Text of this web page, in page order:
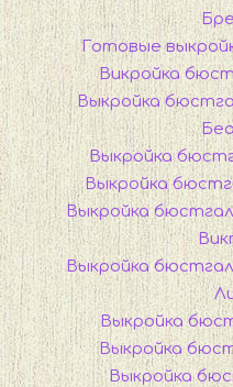
Готовые
Викройка
Выкройка
Выкройка
Выкройка
Выкройка
Выкройка
Выкройка
Выкройка
Выкройка